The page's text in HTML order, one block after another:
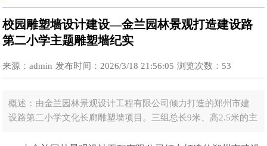
校园雕塑墙设计建设—金兰园林景观打造建设路
第二小学主题雕塑墙纪实
来源：admin 发布时间：2026/3/18 21:56:05 浏览次数： 53
概述：由金兰园林景观设计工程有限公司倾力打造的郑州市建
设路第二小学文化长廊雕塑墙项目。三组总长9米、高2.5米的主